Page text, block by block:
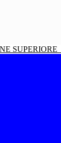
SUPERIORE